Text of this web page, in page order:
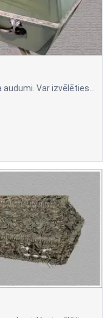
Pieejami dažādas krāsas un materiāla audumi. Var izvēlēties dažādus drapējuma rakstus. Cena atkarīga no auduma materiāla un drapējuma veida.